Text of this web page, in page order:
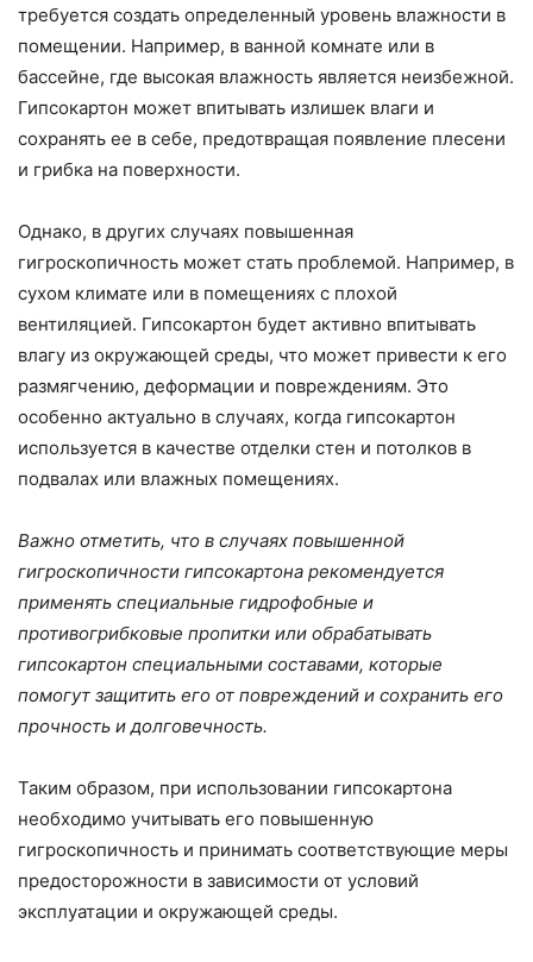
требуется создать определенный уровень влажности в
помещении. Например, в ванной комнате или в
бассейне, где высокая влажность является неизбежной.
Гипсокартон может впитывать излишек влаги и
сохранять ее в себе, предотвращая появление плесени
и грибка на поверхности.
Однако, в других случаях повышенная
гигроскопичность может стать проблемой. Например, в
сухом климате или в помещениях с плохой
вентиляцией. Гипсокартон будет активно впитывать
влагу из окружающей среды, что может привести к его
размягчению, деформации и повреждениям. Это
особенно актуально в случаях, когда гипсокартон
используется в качестве отделки стен и потолков в
подвалах или влажных помещениях.
Важно отметить, что в случаях повышенной
гигроскопичности гипсокартона рекомендуется
применять специальные гидрофобные и
противогрибковые пропитки или обрабатывать
гипсокартон специальными составами, которые
помогут защитить его от повреждений и сохранить его
прочность и долговечность.
Таким образом, при использовании гипсокартона
необходимо учитывать его повышенную
гигроскопичность и принимать соответствующие меры
предосторожности в зависимости от условий
эксплуатации и окружающей среды.